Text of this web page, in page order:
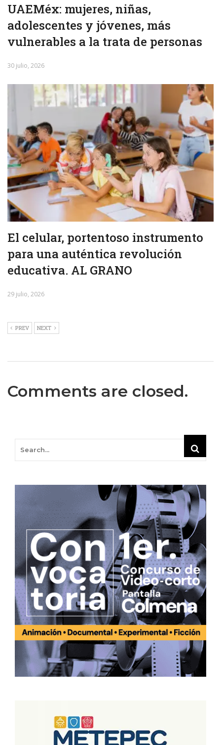
UAEMéx: mujeres, niñas,
adolescentes y jóvenes, más
vulnerables a la trata de personas
30 julio, 2026
El celular, portentoso instrumento
para una auténtica revolución
educativa. AL GRANO
29 julio, 2026
PREV NEXT
Comments are closed.